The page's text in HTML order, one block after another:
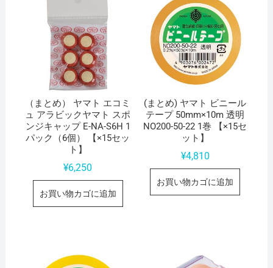
（まとめ） ヤマト エコミ
ュ アラビックヤマト スポ
ンジキャップ E-NA-S6H 1
パック（6個） 【×15セッ
ト】
¥6,250
お買い物カゴに追加
(まとめ) ヤマト ビニール
テープ 50mm×10m 透明
NO200-50-22 1巻 【×15セ
ット】
¥4,810
お買い物カゴに追加